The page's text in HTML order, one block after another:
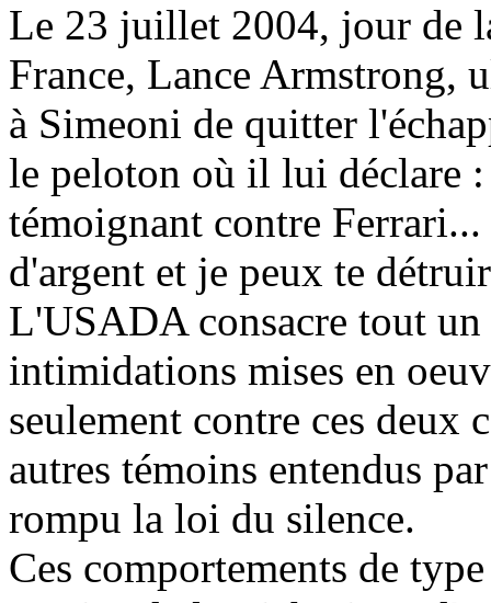
Le 23 juillet 2004, jour de
France, Lance Armstrong,
à Simeoni de quitter
le peloton où il lui déclare
témoignant contre
d'argent et je peux te
L'USADA consacre tout
intimidations mises en
seulement contre ces deux
autres témoins entendus
rompu la loi du silence.
Ces comportements de